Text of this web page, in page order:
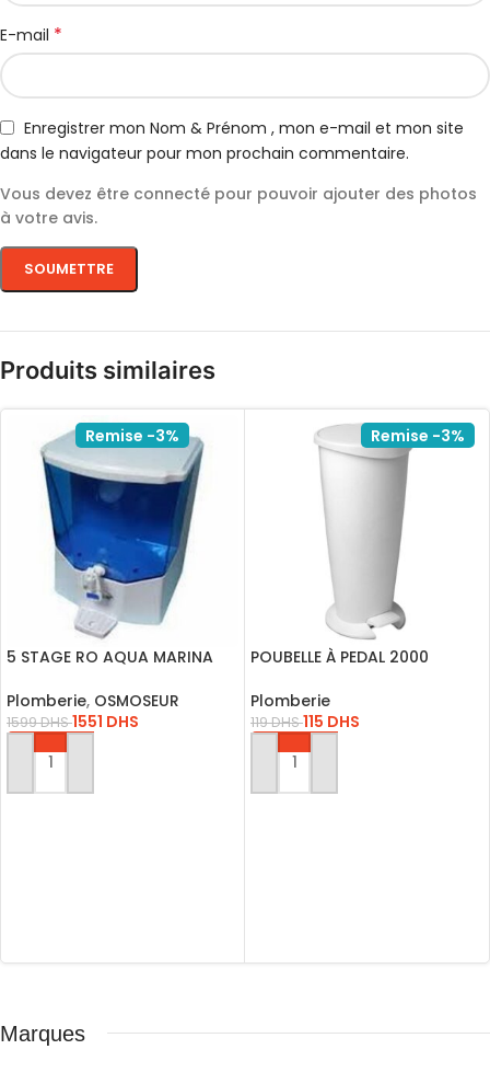
E-mail *
Enregistrer mon Nom & Prénom , mon e-mail et mon site
dans le navigateur pour mon prochain commentaire.
Vous devez être connecté pour pouvoir ajouter des photos
à votre avis.
Produits similaires
Remise -3%
5 STAGE RO AQUA MARINA
Plomberie, OSMOSEUR
1599DHS1551 DHS
AJOUTER AU PANIER
Remise -3%
POUBELLE À PEDAL 2000
Plomberie
119DHS115 DHS
AJOUTER AU PANIER
Marques